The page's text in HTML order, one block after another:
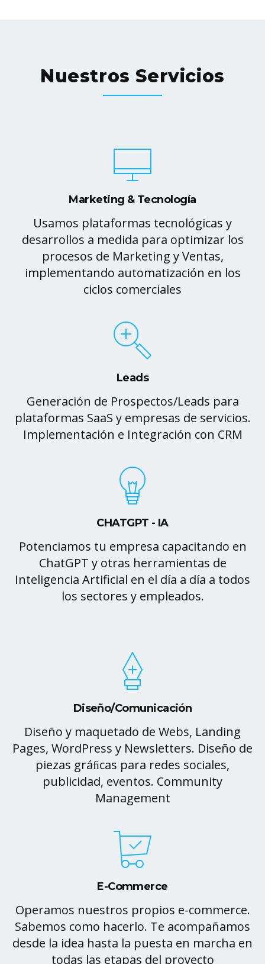
Nuestros Servicios
Marketing & Tecnología
Usamos plataformas tecnológicas y
desarrollos a medida para optimizar los
procesos de Marketing y Ventas,
implementando automatización en los
ciclos comerciales
Leads
Generación de Prospectos/Leads para
plataformas SaaS y empresas de servicios.
Implementación e Integración con CRM
CHATGPT - IA
Potenciamos tu empresa capacitando en
ChatGPT y otras herramientas de
Inteligencia Artificial en el día a día a todos
los sectores y empleados.
Diseño/Comunicación
Diseño y maquetado de Webs, Landing
Pages, WordPress y Newsletters. Diseño de
piezas gráﬁcas para redes sociales,
publicidad, eventos. Community
Management
E-Commerce
Operamos nuestros propios e-commerce.
Sabemos como hacerlo. Te acompañamos
desde la idea hasta la puesta en marcha en
todas las etapas del proyecto